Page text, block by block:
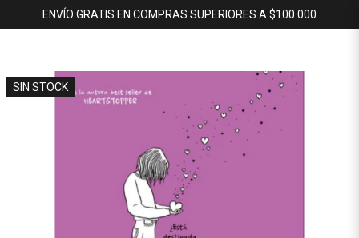
ENVÍO GRATIS EN COMPRAS SUPERIORES A $100.000
SIN STOCK